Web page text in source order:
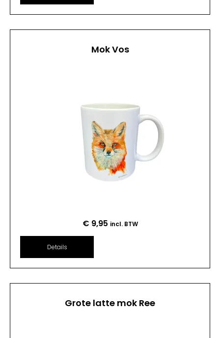
Mok Vos
€ 9,95 incl. BTW
Details
Grote latte mok Ree